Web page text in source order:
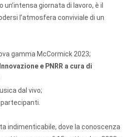
giornata di lavoro, è il
l’atmosfera conviviale di un
gamma McCormick 2023;
e PNRR a cura di
dal vivo;
indimenticabile, dove la conoscenza